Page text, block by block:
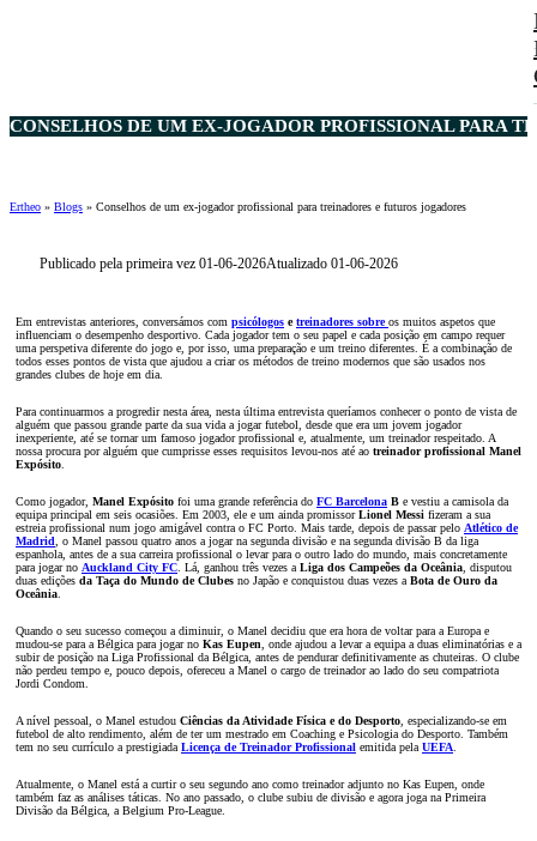
CONSELHOS DE UM EX-JOGADOR PROFISSIONAL PARA
Ertheo » Blogs » Conselhos de um ex-jogador profissional para treinadores e futuros jogadores
Publicado pela primeira vez 01-06-2026Atualizado 01-06-2026
Em entrevistas anteriores, conversámos com psicólogos etreinadores sobreos muitos aspetos que
influenciam o desempenho desportivo. Cada jogador tem o seu papel e cada posição em campo requer
uma perspetiva diferente do jogo e, por isso, uma preparação e um treino diferentes. É a combinação de
todos esses pontos de vista que ajudou a criar os métodos de treino modernos que são usados nos
grandes clubes de hoje em dia.
Para continuarmos a progredir nesta área, nesta última entrevista queríamos conhecer o ponto de vista de
alguém que passou grande parte da sua vida a jogar futebol, desde que era um jovem jogador
inexperiente, até se tornar um famoso jogador profissional e, atualmente, um treinador respeitado. A
nossa procura por alguém que cumprisse esses requisitos levou-nos até ao treinador profissional Manel
Expósito.
Como jogador, Manel Expósito foi uma grande referência do FC Barcelona B e vestiu a camisola da
equipa principal em seis ocasiões. Em 2003, ele e um ainda promissorLionel Messi fizeram a sua
estreia profissional num jogo amigável contra o FC Porto. Mais tarde, depois de passar pelo Atlético de
Madrid, o Manel passou quatro anos a jogar na segunda divisão e na segunda divisão B da liga
espanhola, antes de a sua carreira profissional o levar para o outro lado do mundo, mais concretamente
para jogar no Auckland City FC. Lá, ganhou três vezes aLiga dos Campeões da Oceânia, disputou
duas edições da Taça do Mundo de Clubes no Japão e conquistou duas vezes aBota de Ouro da
Oceânia.
Quando o seu sucesso começou a diminuir, o Manel decidiu que era hora de voltar para a Europa e
mudou-se para a Bélgica para jogar no Kas Eupen, onde ajudou a levar a equipa a duas eliminatórias e a
subir de posição na Liga Profissional da Bélgica, antes de pendurar definitivamente as chuteiras. O clube
não perdeu tempo e, pouco depois, ofereceu a Manel o cargo de treinador ao lado do seu compatriota
Jordi Condom.
A nível pessoal, o Manel estudou Ciências da Atividade Física e do Desporto, especializando-se em
futebol de alto rendimento, além de ter um mestrado em Coaching e Psicologia do Desporto. Também
tem no seu currículo a prestigiadaLicença de Treinador Profissional emitida pelaUEFA.
Atualmente, o Manel está a curtir o seu segundo ano como treinador adjunto no Kas Eupen, onde
também faz as análises táticas. No ano passado, o clube subiu de divisão e agora joga na Primeira
Divisão da Bélgica, a Belgium Pro-League.